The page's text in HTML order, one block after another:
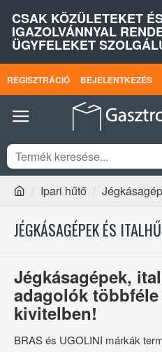
CSAK KÖZÜLETEKET
IGAZOLVÁNNYAL
ÜGYFELEKET
REGISZTRÁCIÓ BEJELENTKEZÉS
Ipari hűtő
JÉGKÁSAGÉPEK ÉS
Jégkásagépek,
adagolók
kivitelben!
BRAS és UGOLINI márkák